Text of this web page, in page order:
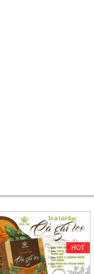
-40%
HOT